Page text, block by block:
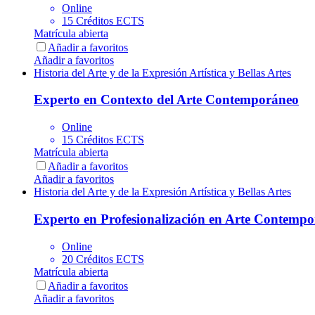
Online
15 Créditos ECTS
Matrícula abierta
Añadir a favoritos
Añadir a favoritos
Historia del Arte y de la Expresión Artística y Bellas Artes
Experto en Contexto del Arte Contemporáneo
Online
15 Créditos ECTS
Matrícula abierta
Añadir a favoritos
Añadir a favoritos
Historia del Arte y de la Expresión Artística y Bellas Artes
Experto en Profesionalización en Arte
Online
20 Créditos ECTS
Matrícula abierta
Añadir a favoritos
Añadir a favoritos